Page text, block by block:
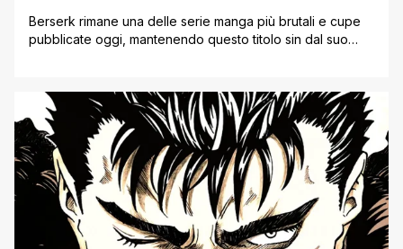
Berserk rimane una delle serie manga più brutali e cupe
pubblicate oggi, mantenendo questo titolo sin dal suo
Kouji Mori e gli artisti dello Studio Gaga, hanno deciso di
onorare il loro compagno completando la storia
dell'armata [']